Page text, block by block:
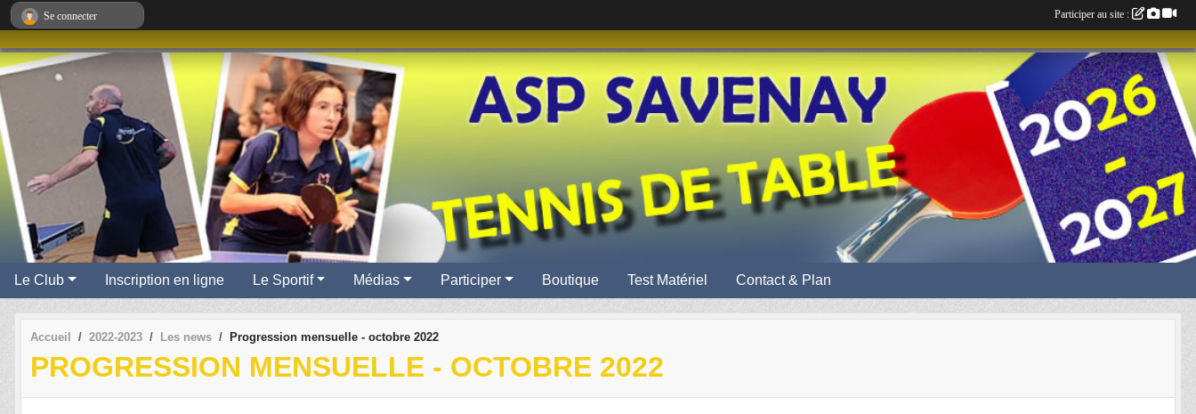
Le Club Inscription en ligne Le Sportif Médias Participer Boutique Test Matériel Contact & Plan
Accueil 2022-2023 Les news Progression mensuelle - octobre 2022
PROGRESSION MENSUELLE - OCTOBRE 2022
Se connecter Participer au site :
Panneau de gestion des cookies